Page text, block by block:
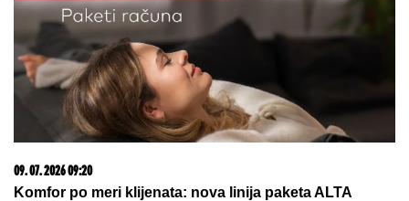
09. 07. 2026 09:20
Komfor po meri klijenata: nova linija paketa ALTA